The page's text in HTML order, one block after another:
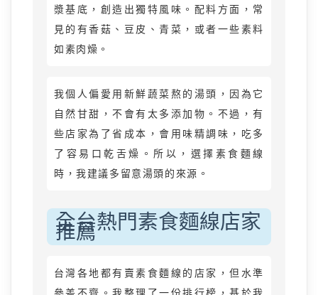
漿基底，創造出獨特風味。配料方面，常
見的有香菇、豆皮、青菜，或者一些素料
如素肉燥。
我個人偏愛用新鮮蔬菜熬的湯頭，因為它
自然甘甜，不會有太多添加物。不過，有
些店家為了省成本，會用味精調味，吃多
了容易口乾舌燥。所以，選擇素食麵線
時，我建議多留意湯頭的來源。
全台熱門素食麵線店家
推薦
台灣各地都有賣素食麵線的店家，但水準